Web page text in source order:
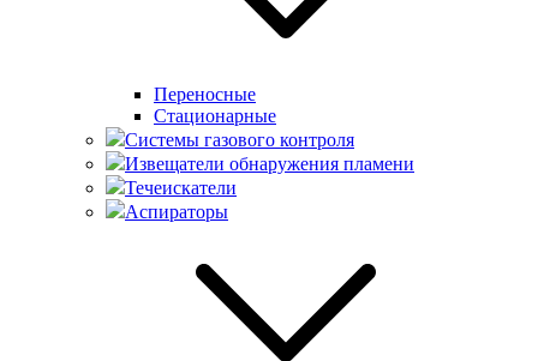
Переносные
Стационарные
Системы газового контроля
Извещатели обнаружения пламени
Течеискатели
Аспираторы